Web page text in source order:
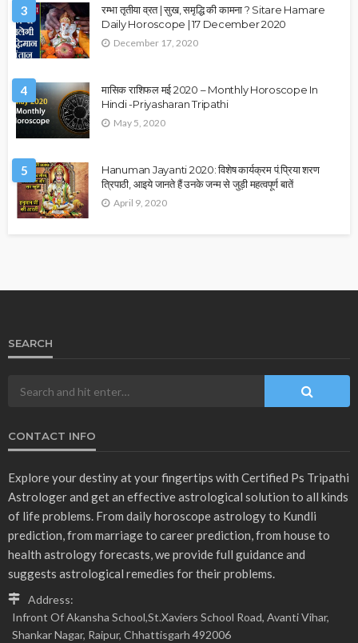
3
रम्भा तृतीया व्रत | सुख, समृद्धि की कामना ? Sitare Hamare
Daily Horoscope | 17 December 2020
December 17, 2020
4
मासिक राशिफल मई 2020 – Monthly Horoscope In
Hindi -Priyasharan Tripathi
May 5, 2020
5
Hanuman Jayanti 2020: विशेष कार्यक्रम पं.प्रिया शरण
त्रिपाठी, आइये जानते हैं उनके जन्म से जुड़ी महत्वपूर्ण बातें
April 9, 2020
SEARCH
CONTACT INFO
Explore your destiny at your fingertips with Certified Ps Tripathi
Astrologer and get an effective astrological solution to all kinds
of life problems. From daily horoscope astrology to Kundli
prediction, from marriage to career prediction, from house to
health astrology forecasts, we provide full guidance and
suggests astrological remedies for their problems.
Address:
Infront Of Akansha School,St.Xaviers School Road, Avanti Vihar,
Shankar Nagar, Raipur, Chhattisgarh 492006